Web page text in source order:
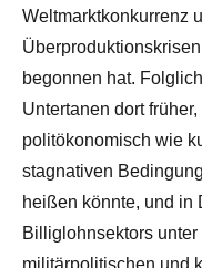
Weltmarktkonkurrenz
begonnen hat.
Untertanen dort
politökonomisch wie
stagnativen
heißen könnte, und in
Billiglohnsektors